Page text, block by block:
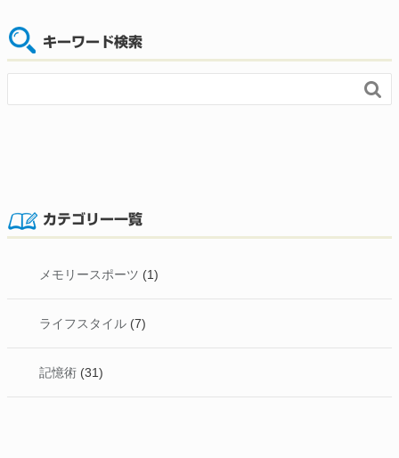
キーワード検索

カテゴリー一覧
メモリースポーツ (1)
ライフスタイル (7)
記憶術 (31)